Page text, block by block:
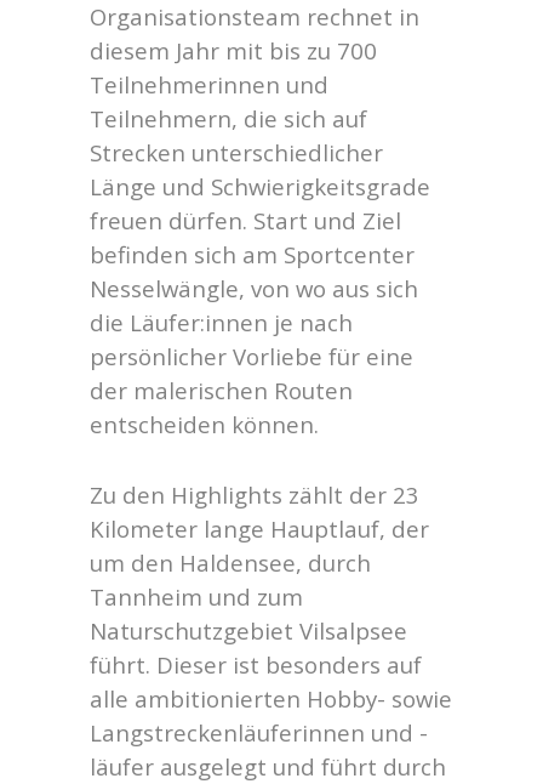
Organisationsteam rechnet in
diesem Jahr mit bis zu 700
Teilnehmerinnen und
Teilnehmern, die sich auf
Strecken unterschiedlicher
Länge und Schwierigkeitsgrade
freuen dürfen. Start und Ziel
befinden sich am Sportcenter
Nesselwängle, von wo aus sich
die Läufer:innen je nach
persönlicher Vorliebe für eine
der malerischen Routen
entscheiden können.
Zu den Highlights zählt der 23
Kilometer lange Hauptlauf, der
um den Haldensee, durch
Tannheim und zum
Naturschutzgebiet Vilsalpsee
führt. Dieser ist besonders auf
alle ambitionierten Hobby- sowie
Langstreckenläuferinnen und -
läufer ausgelegt und führt durch